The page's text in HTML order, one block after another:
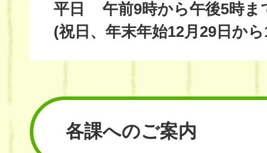
平日
午前9時から午後5時ま
(祝日、年末年始12月29日か
各課へのご案内